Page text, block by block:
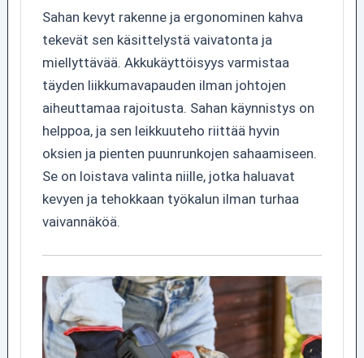
Sahan kevyt rakenne ja ergonominen kahva
tekevät sen käsittelystä vaivatonta ja
miellyttävää. Akkukäyttöisyys varmistaa
täyden liikkumavapauden ilman johtojen
aiheuttamaa rajoitusta. Sahan käynnistys on
helppoa, ja sen leikkuuteho riittää hyvin
oksien ja pienten puunrunkojen sahaamiseen.
Se on loistava valinta niille, jotka haluavat
kevyen ja tehokkaan työkalun ilman turhaa
vaivannäköä.